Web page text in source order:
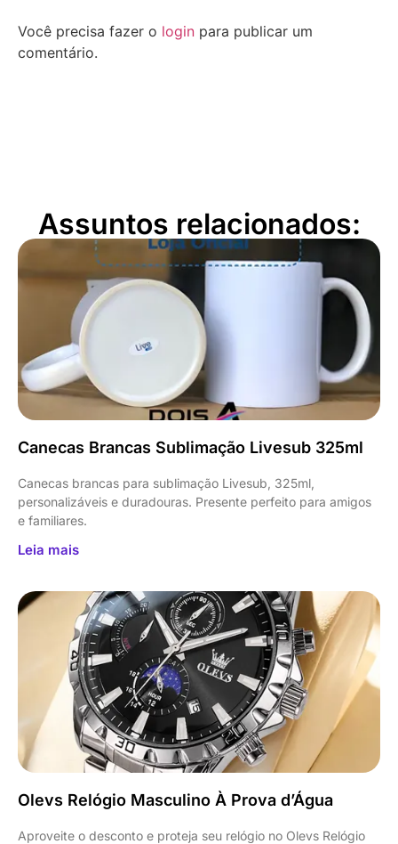
Você precisa fazer o login para publicar um
comentário.
Assuntos relacionados:
Canecas Brancas Sublimação Livesub 325ml
Canecas brancas para sublimação Livesub, 325ml,
personalizáveis e duradouras. Presente perfeito para amigos
e familiares.
Leia mais
Olevs Relógio Masculino À Prova d’Água
Aproveite o desconto e proteja seu relógio no Olevs Relógio